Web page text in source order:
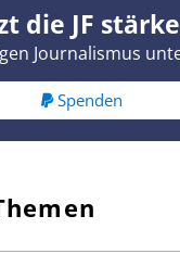
die JF
Journalismus
Spenden